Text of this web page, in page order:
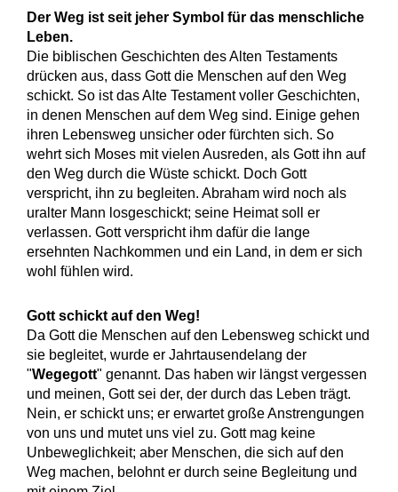
Der Weg ist seit jeher Symbol für das menschliche
Leben.
Die biblischen Geschichten des Alten Testaments
drücken aus, dass Gott die Menschen auf den Weg
schickt. So ist das Alte Testament voller Geschichten,
in denen Menschen auf dem Weg sind. Einige gehen
ihren Lebensweg unsicher oder fürchten sich. So
wehrt sich Moses mit vielen Ausreden, als Gott ihn auf
den Weg durch die Wüste schickt. Doch Gott
verspricht, ihn zu begleiten. Abraham wird noch als
uralter Mann losgeschickt; seine Heimat soll er
verlassen. Gott verspricht ihm dafür die lange
ersehnten Nachkommen und ein Land, in dem er sich
wohl fühlen wird.
Gott schickt auf den Weg!
Da Gott die Menschen auf den Lebensweg schickt und
sie begleitet, wurde er Jahrtausendelang der
"Wegegott" genannt. Das haben wir längst vergessen
und meinen, Gott sei der, der durch das Leben trägt.
Nein, er schickt uns; er erwartet große Anstrengungen
von uns und mutet uns viel zu. Gott mag keine
Unbeweglichkeit; aber Menschen, die sich auf den
Weg machen, belohnt er durch seine Begleitung und